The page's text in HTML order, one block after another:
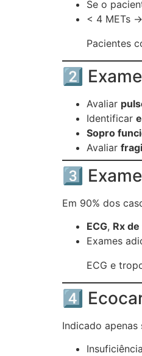
Se o
< 4 METs
Pacientes
2️⃣
Avaliar
Identificar
Sopro
Avaliar
3️⃣
Em 90% dos
ECG, Rx
Exames
ECG e
4️⃣
Indicado apenas